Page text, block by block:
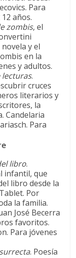
Para
años.
zombis, el
y el
en la
y adultos.
lecturas.
cruces
literarios y
la
Candelaria
Para
libro.
infantil, que
libro desde la
Por
la familia.
José Becerra
favoritos.
Para jóvenes
. Poesía